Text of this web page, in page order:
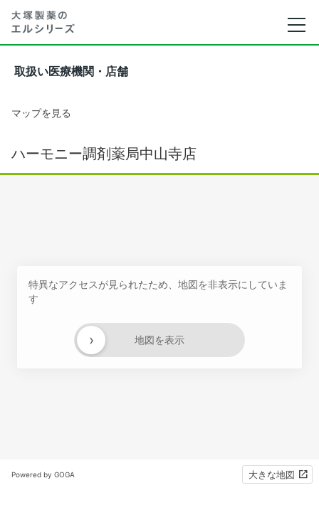
取扱い医療機関・店舗
マップを見る
ハーモニー調剤薬局中山寺店
特異なアクセスが見られたため、地図を非表示にしていま
す
地図を表示
›
Powered by GOGA 大きな地図